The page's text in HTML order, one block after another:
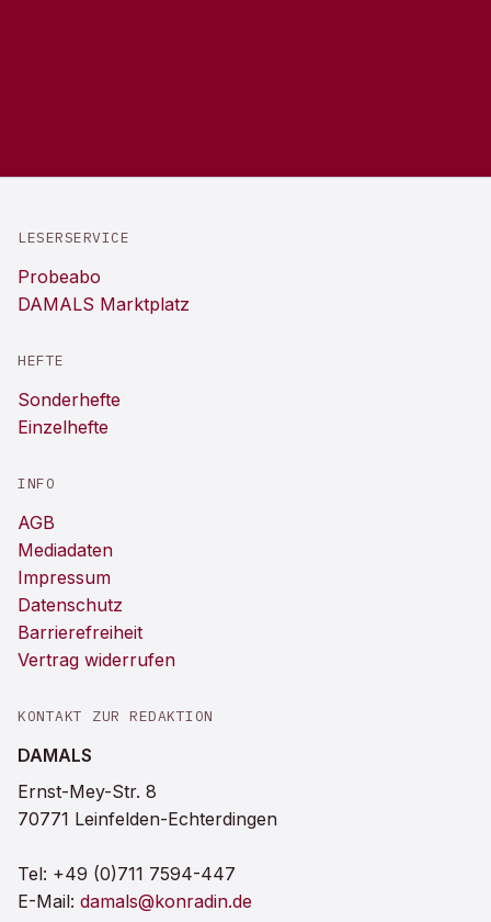
LESERSERVICE
Probeabo
DAMALS Marktplatz
HEFTE
Sonderhefte
Einzelhefte
INFO
AGB
Mediadaten
Impressum
Datenschutz
Barrierefreiheit
Vertrag widerrufen
KONTAKT ZUR REDAKTION
DAMALS
Ernst-Mey-Str. 8
70771 Leinfelden-Echterdingen
Tel: +49 (0)711 7594-447
E-Mail: damals@konradin.de